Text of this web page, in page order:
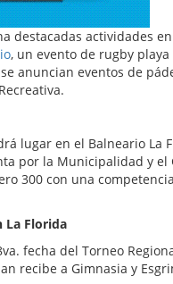
destacadas actividades
, un evento de rugby
anuncian eventos de
lugar en el Balneario La
por la Municipalidad y el
300 con una
La Florida
fecha del Torneo
recibe a Gimnasia y